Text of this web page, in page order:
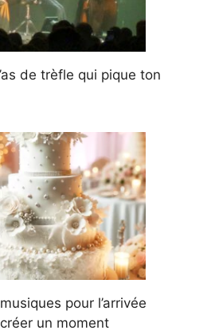
de trèfle qui pique ton
pour l’arrivée
un moment